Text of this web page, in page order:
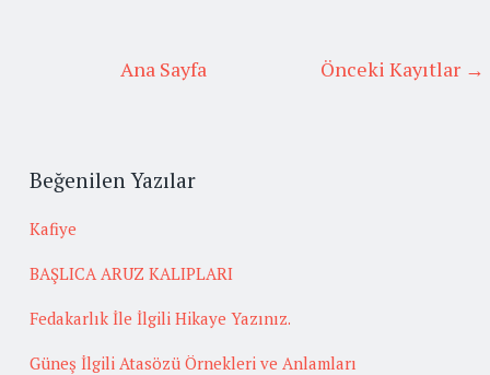
Önceki Kayıtlar →
Ana Sayfa
Beğenilen Yazılar
Kafiye
BAŞLICA ARUZ KALIPLARI
Fedakarlık İle İlgili Hikaye Yazınız.
Güneş İlgili Atasözü Örnekleri ve Anlamları